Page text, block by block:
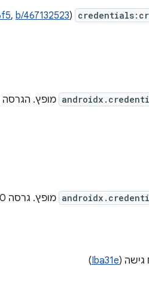
(
, b/467132523
מופץ. גרסה 1.0.0-alpha01 מכילה את
(
Iba31e
)